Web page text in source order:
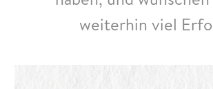
weiterhin viel